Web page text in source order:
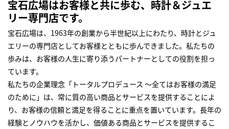
宝石広場はお客様と共に歩む、時計＆ジュエ
リー専門店です。
宝石広場は、1963年の創業から半世紀以上にわたり、時計とジュ
エリーの専門店としてお客様とともに歩んできました。私たちの
歩みは、お客様の人生に寄り添うパートナーとしての役割を担っ
ています。
私たちの企業理念「トータルプロデュース ～全てはお客様の満足
のために」は、常に質の高い商品とサービスを提供することによ
り、お客様の信頼と満足を得ることに重点を置いています。長年の
経験とノウハウを活かし、価値ある商品とサービスを提供するこ